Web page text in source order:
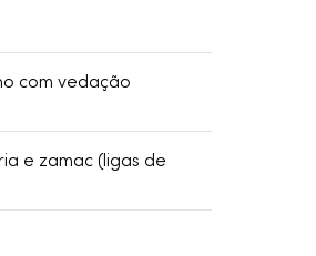
com vedação
e zamac (ligas de